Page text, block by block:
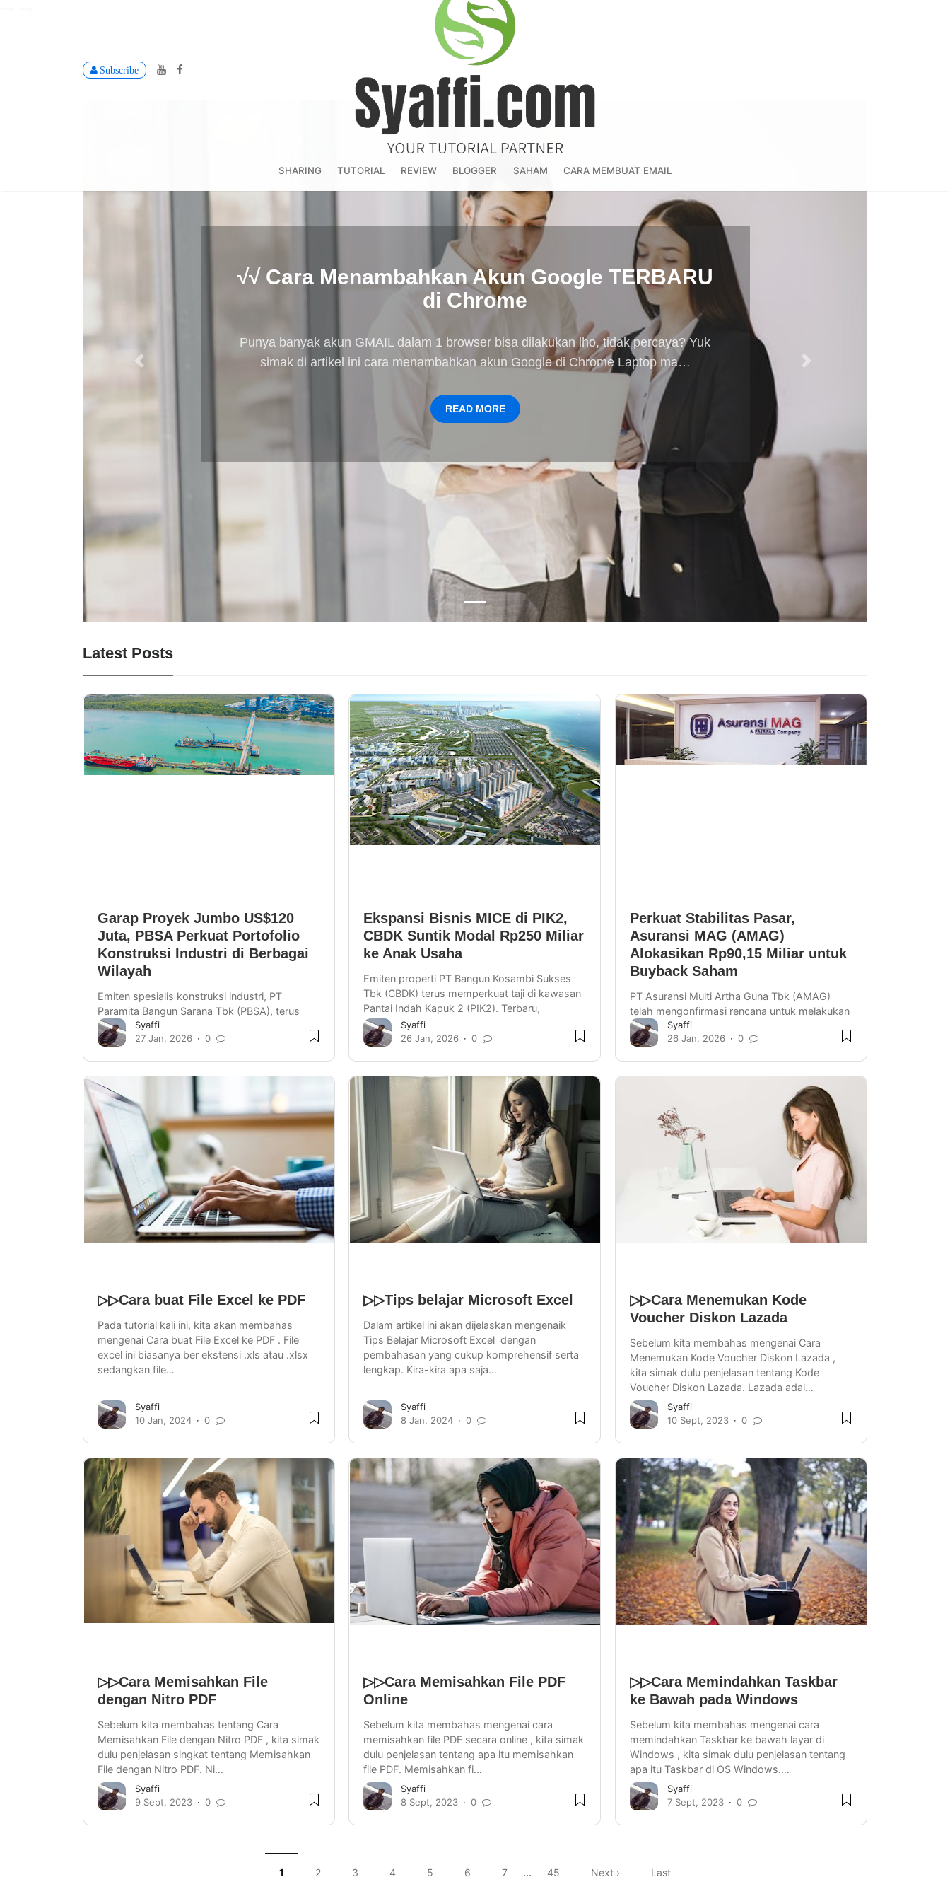
Subscribe
Blog
Tutorial
dan
Sharing
TERBARU
SHARING TUTORIAL REVIEW BLOGGER SAHAM CARA MEMBUAT EMAIL
√√ Cara Menambahkan Akun Google TERBARU
di Chrome
Punya banyak akun GMAIL dalam 1 browser bisa dilakukan lho, tidak percaya? Yuk
simak di artikel ini cara menambahkan akun Google di Chrome Laptop ma…
READ MORE
Latest Posts
Garap Proyek Jumbo US$120
Juta, PBSA Perkuat Portofolio
Konstruksi Industri di Berbagai
Wilayah
Emiten spesialis konstruksi industri, PT
Paramita Bangun Sarana Tbk (PBSA), terus
membuktikan eksistensinya dengan
mengamankan sejumlah proyek strate…
Syaffi
27 Jan, 2026
0
Ekspansi Bisnis MICE di PIK2,
CBDK Suntik Modal Rp250 Miliar
ke Anak Usaha
Emiten properti PT Bangun Kosambi Sukses
Tbk (CBDK) terus memperkuat taji di kawasan
Pantai Indah Kapuk 2 (PIK2). Terbaru,
perusahaan resmi mengucurk…
Syaffi
26 Jan, 2026
0
Perkuat Stabilitas Pasar,
Asuransi MAG (AMAG)
Alokasikan Rp90,15 Miliar untuk
Buyback Saham
PT Asuransi Multi Artha Guna Tbk (AMAG)
telah mengonfirmasi rencana untuk melakukan
pembelian kembali saham atau buyback.
Langkah strategis ini diamb…
Syaffi
26 Jan, 2026
0
▷▷Cara buat File Excel ke PDF
Pada tutorial kali ini, kita akan membahas
mengenai Cara buat File Excel ke PDF . File
excel ini biasanya ber ekstensi .xls atau .xlsx
sedangkan file…
Syaffi
10 Jan, 2024
0
▷▷Tips belajar Microsoft Excel
Dalam artikel ini akan dijelaskan mengenaik
Tips Belajar Microsoft Excel dengan
pembahasan yang cukup komprehensif serta
lengkap. Kira-kira apa saja…
Syaffi
8 Jan, 2024
0
▷▷Cara Menemukan Kode
Voucher Diskon Lazada
Sebelum kita membahas mengenai Cara
Menemukan Kode Voucher Diskon Lazada ,
kita simak dulu penjelasan tentang Kode
Voucher Diskon Lazada. Lazada adal…
Syaffi
10 Sept, 2023
0
▷▷Cara Memisahkan File
dengan Nitro PDF
Sebelum kita membahas tentang Cara
Memisahkan File dengan Nitro PDF , kita simak
dulu penjelasan singkat tentang Memisahkan
File dengan Nitro PDF. Ni…
Syaffi
9 Sept, 2023
0
▷▷Cara Memisahkan File PDF
Online
Sebelum kita membahas mengenai cara
memisahkan file PDF secara online , kita simak
dulu penjelasan tentang apa itu memisahkan
file PDF. Memisahkan fi…
Syaffi
8 Sept, 2023
0
▷▷Cara Memindahkan Taskbar
ke Bawah pada Windows
Sebelum kita membahas mengenai cara
memindahkan Taskbar ke bawah layar di
Windows , kita simak dulu penjelasan tentang
apa itu Taskbar di OS Windows.…
Syaffi
7 Sept, 2023
0
1 2 3 4 5 6 7 ... 45 Next › Last